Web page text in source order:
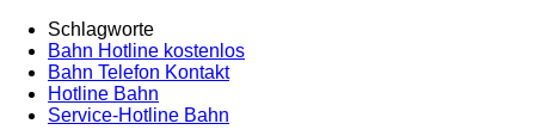
Schlagworte
Bahn Hotline kostenlos
Bahn Telefon Kontakt
Hotline Bahn
Service-Hotline Bahn